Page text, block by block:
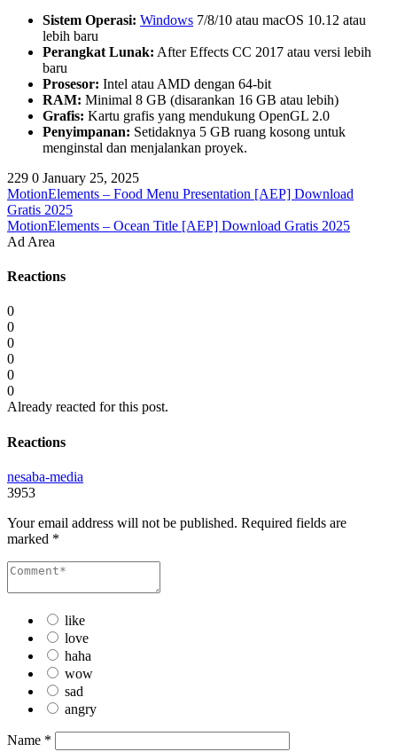
Sistem Operasi: Windows 7/8/10 atau macOS 10.12 atau
lebih baru
Perangkat Lunak: After Effects CC 2017 atau versi lebih
baru
Prosesor: Intel atau AMD dengan 64-bit
RAM: Minimal 8 GB (disarankan 16 GB atau lebih)
Grafis: Kartu grafis yang mendukung OpenGL 2.0
Penyimpanan: Setidaknya 5 GB ruang kosong untuk
menginstal dan menjalankan proyek.
229 0 January 25, 2025
MotionElements – Food Menu Presentation [AEP] Download
Gratis 2025
MotionElements – Ocean Title [AEP] Download Gratis 2025
Ad Area
Reactions
0
0
0
0
0
0
Already reacted for this post.
Reactions
nesaba-media
3953
Your email address will not be published. Required fields are
marked *
like
love
haha
wow
sad
angry
Name *